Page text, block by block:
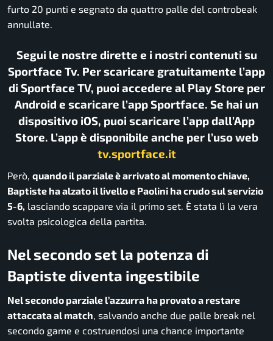
furto 20 punti e segnato da quattro palle del controbeak
annullate.
Segui le nostre dirette e i nostri contenuti su
Sportface Tv. Per scaricare gratuitamente l’app
di Sportface TV, puoi accedere al Play Store per
Android e scaricare l’app Sportface. Se hai un
dispositivo iOS, puoi scaricare l’app dall’App
Store. L’app è disponibile anche per l’uso web
tv.sportface.it
Però, quando il parziale è arrivato al momento chiave,
Baptiste ha alzato il livello e Paolini ha crudo sul servizio
5-6, lasciando scappare via il primo set. È stata lì la vera
svolta psicologica della partita.
Nel secondo set la potenza di
Baptiste diventa ingestibile
Nel secondo parziale l’azzurra ha provato a restare
attaccata al match , salvando anche due palle break nel
secondo game e costruendosi una chance importante